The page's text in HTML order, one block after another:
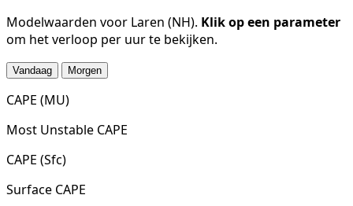
Modelwaarden voor Laren (NH). Klik op een parameter
om het verloop per uur te bekijken.
Vandaag Morgen
CAPE (MU)
Most Unstable CAPE
CAPE (Sfc)
Surface CAPE